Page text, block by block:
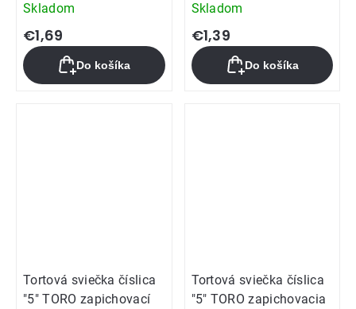
Skladom
€1,69
Do košíka
Skladom
€1,39
Do košíka
Tortová sviečka číslica
"5" TORO zapichovací
Tortová sviečka číslica
"5" TORO zapichovacia